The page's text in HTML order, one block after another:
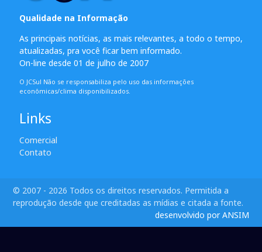
Qualidade na Informação
As principais notícias, as mais relevantes, a todo o tempo,
atualizadas, pra você ficar bem informado.
On-line desde 01 de julho de 2007
O JCSul Não se responsabiliza pelo uso das informações
econômicas/clima disponibilizados.
Links
Comercial
Contato
© 2007 - 2026 Todos os direitos reservados. Permitida a
reprodução desde que creditadas as mídias e citada a fonte.
desenvolvido por ANSIM